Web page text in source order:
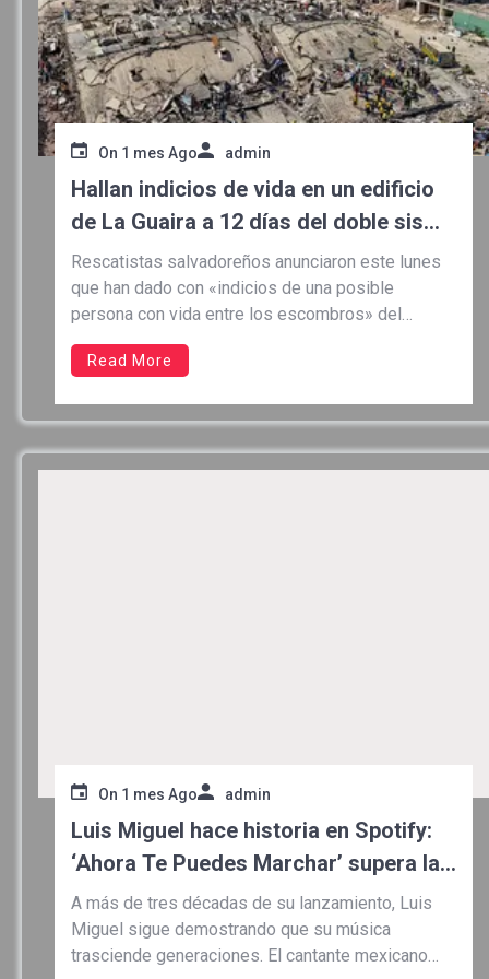
On 1 mes Ago admin
Hallan indicios de vida en un edificio
de La Guaira a 12 días del doble sismo
en Venezuela
Rescatistas salvadoreños anunciaron este lunes
que han dado con «indicios de una posible
persona con vida entre los escombros» del
edificio residencial Club Caribe, en La Guaira, a
casi 12 días del doble terremoto que a la fecha ha
Venezuela. «Una señal entre los escombros ha
renovado […]
Read More
On 1 mes Ago admin
Luis Miguel hace historia en Spotify:
‘Ahora Te Puedes Marchar’ supera las
mil millones de reproducciones
A más de tres décadas de su lanzamiento, Luis
Miguel sigue demostrando que su música
trasciende generaciones. El cantante mexicano